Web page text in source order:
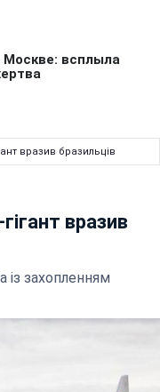
вразив бразильців
вразив
із захопленням